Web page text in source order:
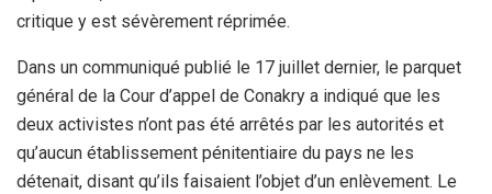
critique y est sévèrement réprimée.
Dans un communiqué publié le 17 juillet dernier, le parquet
général de la Cour d’appel de Conakry a indiqué que les
deux activistes n’ont pas été arrêtés par les autorités et
qu’aucun établissement pénitentiaire du pays ne les
détenait, disant qu’ils faisaient l’objet d’un enlèvement. Le